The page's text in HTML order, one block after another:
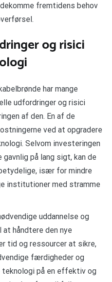
fremtidens behov
og risici
har mange
udfordringer og risici
af den. En af de
ved at opgradere
Selvom investeringen
på lang sigt, kan de
især for mindre
institutioner med stramme
uddannelse og
håndtere den nye
tid og ressourcer at sikre,
færdigheder og
teknologi på en effektiv og